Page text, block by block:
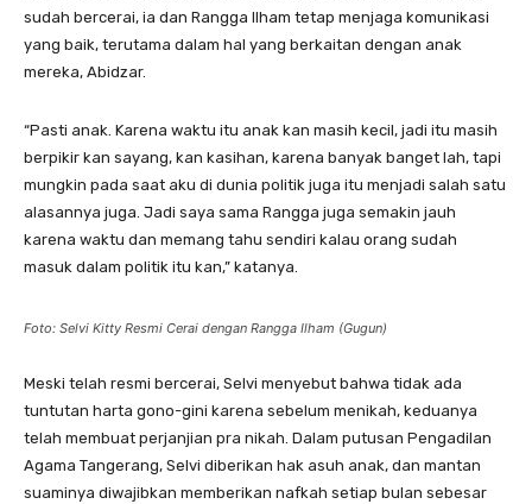
sudah bercerai, ia dan Rangga Ilham tetap menjaga komunikasi
yang baik, terutama dalam hal yang berkaitan dengan anak
mereka, Abidzar.
“Pasti anak. Karena waktu itu anak kan masih kecil, jadi itu masih
berpikir kan sayang, kan kasihan, karena banyak banget lah, tapi
mungkin pada saat aku di dunia politik juga itu menjadi salah satu
alasannya juga. Jadi saya sama Rangga juga semakin jauh
karena waktu dan memang tahu sendiri kalau orang sudah
masuk dalam politik itu kan,” katanya.
Foto: Selvi Kitty Resmi Cerai dengan Rangga Ilham (Gugun)
Meski telah resmi bercerai, Selvi menyebut bahwa tidak ada
tuntutan harta gono-gini karena sebelum menikah, keduanya
telah membuat perjanjian pra nikah. Dalam putusan Pengadilan
Agama Tangerang, Selvi diberikan hak asuh anak, dan mantan
suaminya diwajibkan memberikan nafkah setiap bulan sebesar